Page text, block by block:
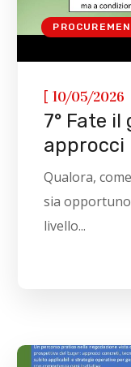
[10/05/2026
7° Fate
approcci
Qualora,
sia
livello...